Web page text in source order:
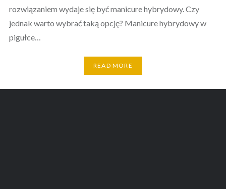
rozwiązaniem wydaje się być manicure hybrydowy. Czy
jednak warto wybrać taką opcję? Manicure hybrydowy w
pigułce…
READ MORE